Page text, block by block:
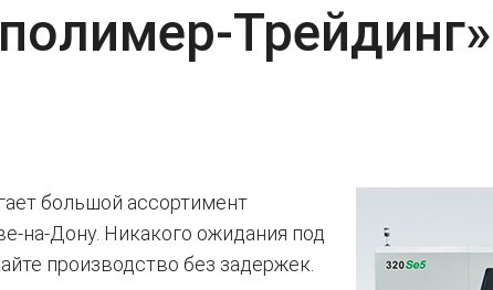
большой ассортимент
на-Дону. Никакого ожидания под
производство без задержек.